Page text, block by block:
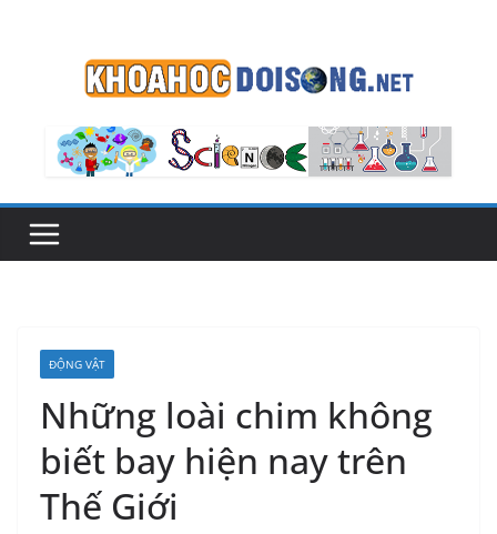
ĐỘNG VẬT
Những loài chim không
biết bay hiện nay trên
Thế Giới